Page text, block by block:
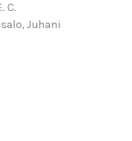
C.
Juhani